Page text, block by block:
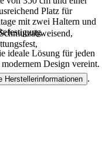
Platz für
mit zwei Haltern und
ideale Lösung für jeden
Design vereint.
Herstellerinformationen .